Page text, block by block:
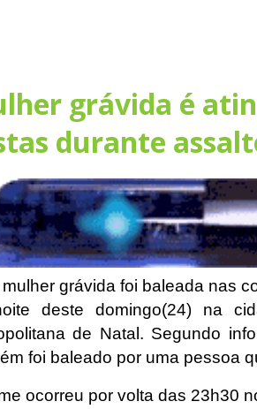
grávida é
durante
grávida foi baleada nas
deste domingo(24) na
de Natal. Segundo
foi baleado por uma pessoa
ocorreu por volta das 23h30